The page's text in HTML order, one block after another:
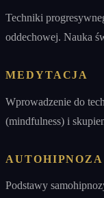
Techniki
oddechowej. Nauka
MEDYTACJA
Wprowadzenie do
(mindfulness) i
AUTOHIPNOZA
Podstawy